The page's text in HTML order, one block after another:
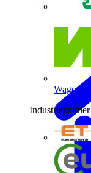
Wago
Industriepartner